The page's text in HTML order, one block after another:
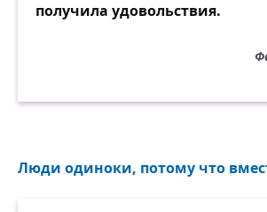
получила удовольствия.
Люди одиноки, потому что